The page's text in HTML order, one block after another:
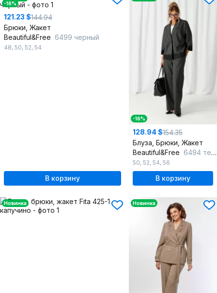
-16%
121.23 $144.94
Брюки, Жакет
Beautiful&Free 6499 черный
48, 50, 52, 54
В корзину
-16%
128.94 $154.35
Блуза, Брюки, Жакет
Beautiful&Free 6494 темно-серый/полоска
50, 52, 54, 56
В корзину
Новинка Новинка